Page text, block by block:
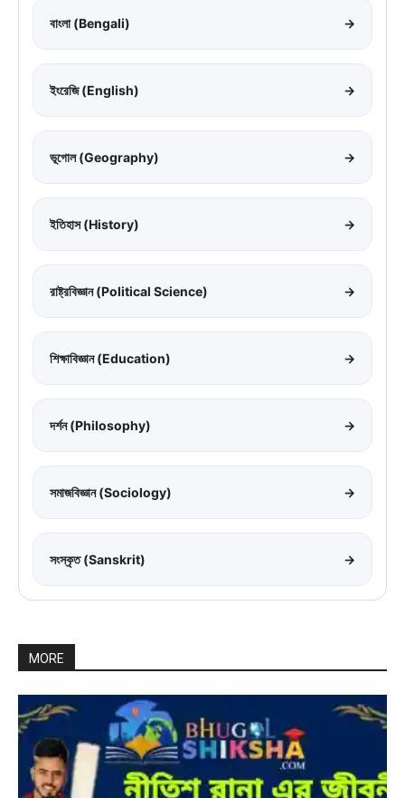
বাংলা (Bengali) →
ইংরেজি (English) →
ভূগোল (Geography) →
ইতিহাস (History) →
রাষ্ট্রবিজ্ঞান (Political Science) →
শিক্ষাবিজ্ঞান (Education) →
দর্শন (Philosophy) →
সমাজবিজ্ঞান (Sociology) →
সংস্কৃত (Sanskrit) →
MORE